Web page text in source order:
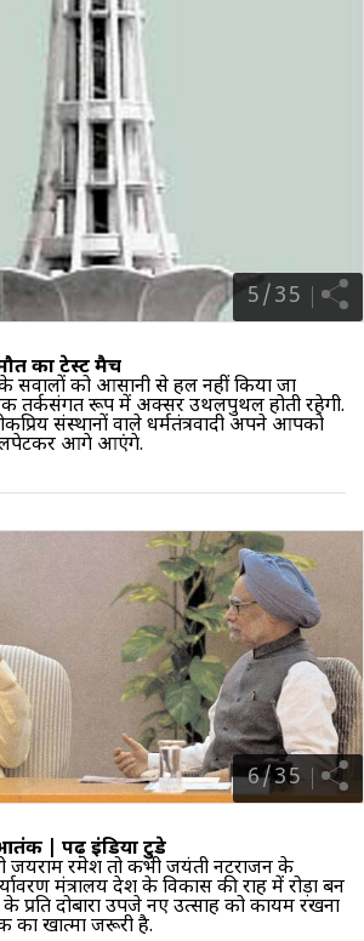
5/35
का टेस्ट मैच
सवालों को आसानी से हल नहीं किया जा
तर्कसंगत रूप में अक्सर उथलपुथल होती रहेगी.
संस्थानों वाले धर्मतंत्रवादी अपने आपको
लपेटकर आगे आएंगे.
6/35
आतंक | पढ़ें इंडिया टुडे
जयराम रमेश तो कभी जयंती नटराजन के
मंत्रालयदेश के विकास की राह में रोड़ा बन
प्रति दोबारा उपजे नए उत्साह को कायम रखना
का खात्मा जरूरी है.